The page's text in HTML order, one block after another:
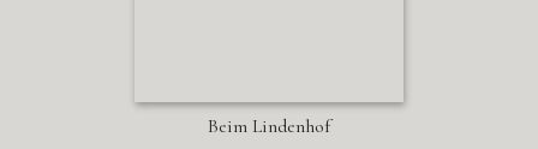
Beim Lindenhof